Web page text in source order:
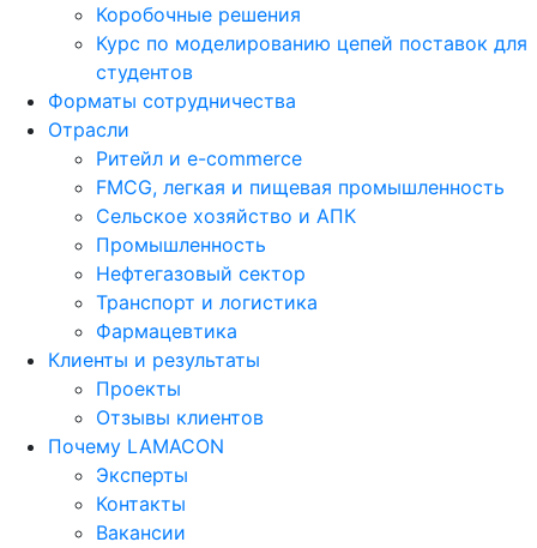
Коробочные решения
Курс по моделированию цепей поставок для
студентов
Форматы сотрудничества
Отрасли
Ритейл и e-commerce
FMCG, легкая и пищевая промышленность
Сельское хозяйство и АПК
Промышленность
Нефтегазовый сектор
Транспорт и логистика
Фармацевтика
Клиенты и результаты
Проекты
Отзывы клиентов
Почему LAMACON
Эксперты
Контакты
Вакансии